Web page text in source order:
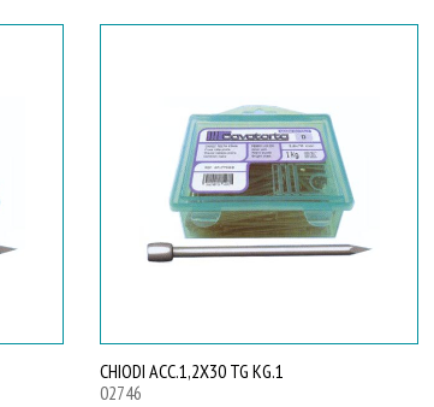
CHIODI ACC.1,2X30 TG KG.1
02746